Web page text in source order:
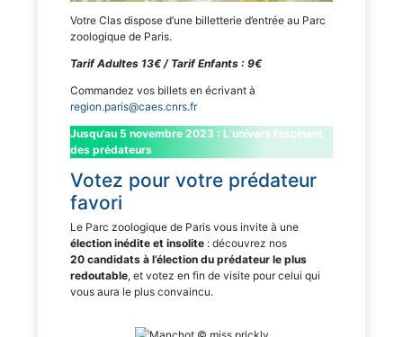
Votre Clas dispose d’une billetterie d’entrée au Parc
zoologique de Paris.
Tarif Adultes 13€ / Tarif Enfants : 9€
Commandez vos billets en écrivant à
region.paris@caes.cnrs.fr
Jusqu’au 5 novembre 2023 : L’univers fascinant
des prédateurs
Votez pour votre prédateur
favori
Le Parc zoologique de Paris vous invite à une
élection inédite et insolite : découvrez nos
20 candidats à l’élection du prédateur le plus
redoutable, et votez en fin de visite pour celui qui
vous aura le plus convaincu.